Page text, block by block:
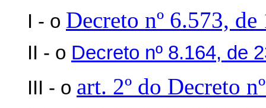
I - o Decreto nº 6.573,
II - o Decreto nº 8.164, de
III - o art. 2º do Decreto